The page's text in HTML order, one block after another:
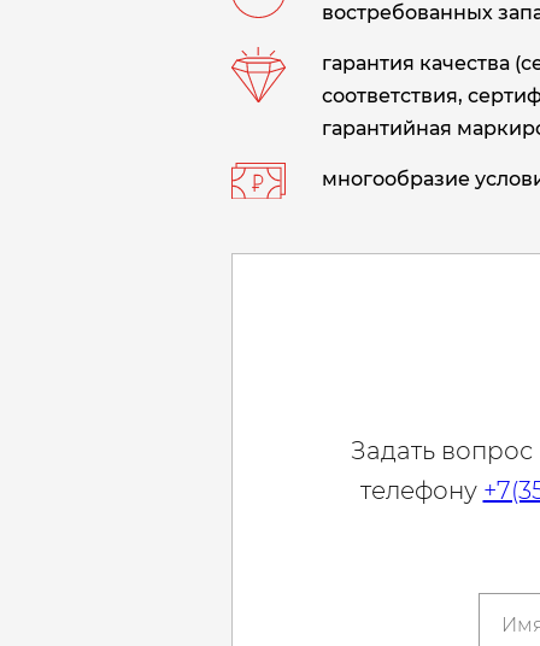
востребованных
гарантия качества
соответствия,
гарантийная
многообразие
Задать
телефону